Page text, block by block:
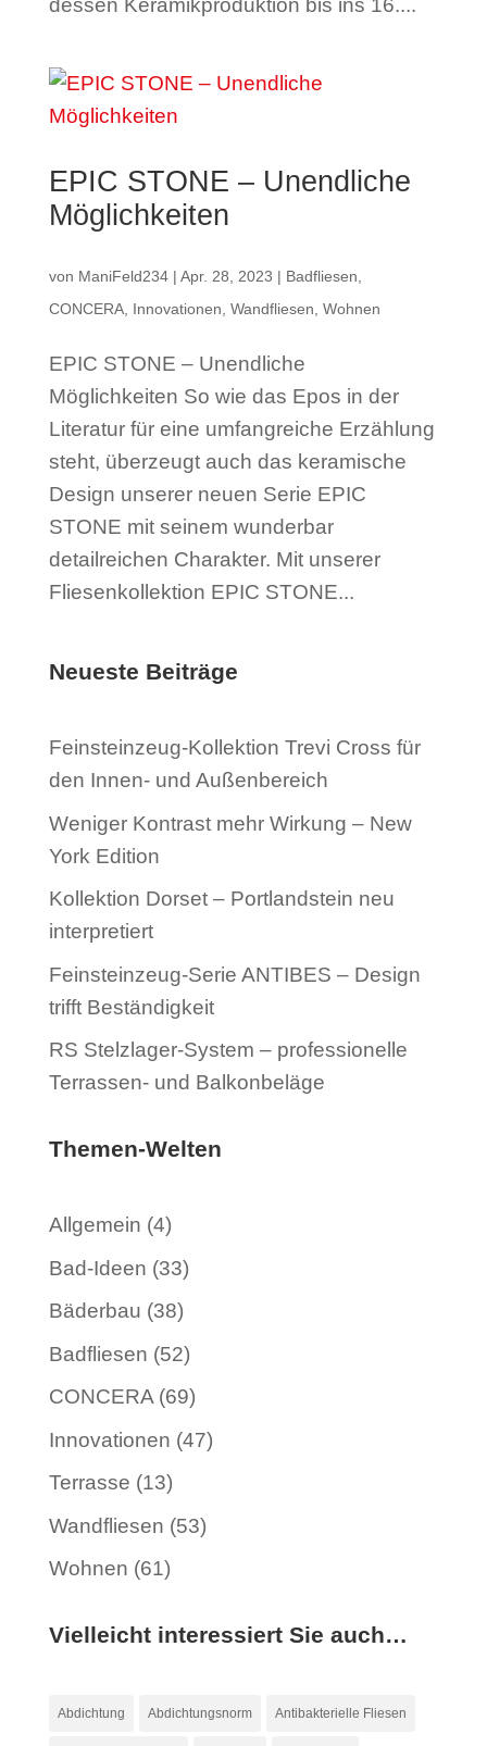
dessen Keramikproduktion bis ins 16....
EPIC STONE – Unendliche
Möglichkeiten
von ManiFeld234| Apr. 28, 2023 | Badfliesen
CONCERA, Innovationen Wandfliesen Wohnen
EPIC STONE – Unendliche
Möglichkeiten So wie das Epos in der
Literatur für eine umfangreiche Erzählung
steht, überzeugt auch das keramische
Design unserer neuen Serie EPIC
STONE mit seinem wunderbar
detailreichen Charakter. Mit unserer
Fliesenkollektion EPIC STONE...
Neueste Beiträge
Feinsteinzeug-Kollektion Trevi Cross für
den Innen- und Außenbereich
Weniger Kontrast mehr Wirkung – New
York Edition
Kollektion Dorset – Portlandstein neu
interpretiert
Feinsteinzeug-Serie ANTIBES – Design
trifft Beständigkeit
RS Stelzlager-System – professionelle
Terrassen- und Balkonbeläge
Themen-Welten
Allgemein (4)
Bad-Ideen (33)
Bäderbau (38)
Badfliesen (52)
CONCERA(69)
Innovationen (47)
Terrasse (13)
Wandfliesen (53)
Wohnen (61)
Vielleicht interessiert Sie auch…
Abdichtung Abdichtungsnorm Antibakterielle Fliesen